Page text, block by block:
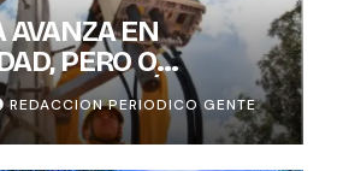
AVANZA EN
PERO O
AÚN DEJAN
A CANTONES
REDACCION PERIODICO GENTE